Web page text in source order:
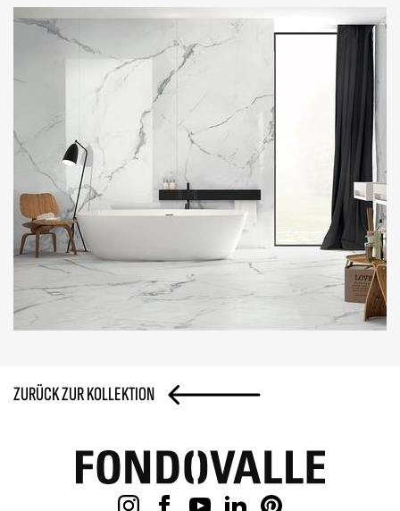
ZURÜCK ZUR KOLLEKTION